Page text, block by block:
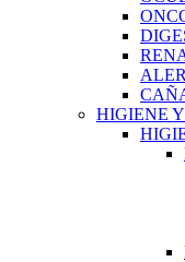
HIGIENE